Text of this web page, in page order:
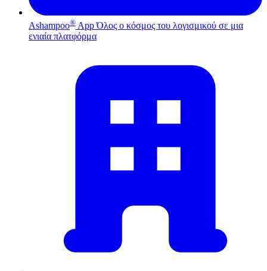
Ashampoo® App Όλος ο κόσμος του λογισμικού σε μια
ενιαία πλατφόρμα